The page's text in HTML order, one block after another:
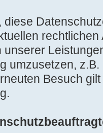
diese
unserer
umzusetzen,
Besuch